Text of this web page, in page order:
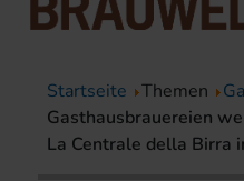
Startseite Themen
Gasthausbrauereien
La Centrale della Birra